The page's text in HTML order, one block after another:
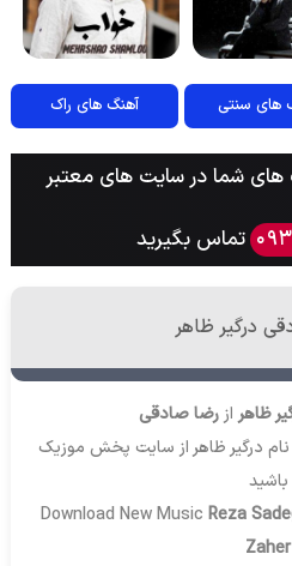
های سنتی آهنگ های راک
شما در سایت های معتبر
تماس بگیرید
درگیر ظاهر
ظاهرازرضا صادقی
درگیر ظاهر از سایت پخش موزیک
باشید
Download New Music Reza
Zaher